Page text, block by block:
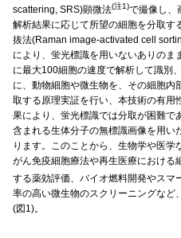
scattering, SRS)顕微法(注1)で撮像し、
解析結果に応じて所望の細胞を分取す
抜法(Raman image-activated cell
により、蛍光標識を用いないありの
に最大100細胞の速度で解析して識別
に、動物細胞や微生物を、その細胞
取する原理実証を行い、本技術の有用
果により、蛍光標識では分取が困難で
含まれる生体分子の無標識画像を用い
ります。このことから、生物学や医学
がん免疫細胞療法や再生医療における
する薬効評価、バイオ燃料開発やスマ
率の高い微生物のスクリーニングなど
(図1)。